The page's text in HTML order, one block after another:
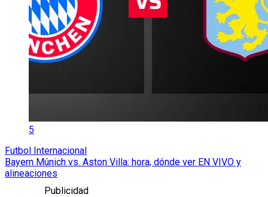
5
Futbol Internacional
Bayern Múnich vs. Aston Villa: hora, dónde ver EN VIVO y
alineaciones
Publicidad